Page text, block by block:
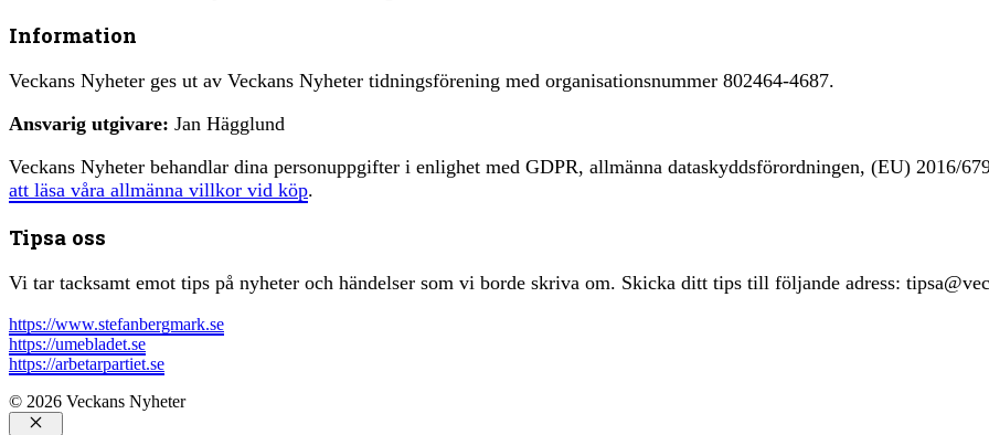
Information
Veckans Nyheter ges ut av Veckans Nyheter tidningsförening med organisationsnummer 802464-4687.
Ansvarig utgivare: Jan Hägglund
Veckans Nyheter behandlar dina personuppgifter i enlighet med GDPR, allmänna dataskyddsförordningen, (EU) 2016/
att läsa våra allmänna villkor vid köp.
Tipsa oss
Vi tar tacksamt emot tips på nyheter och händelser som vi borde skriva om. Skicka ditt tips till följande adress:
https://www.stefanbergmark.se
https://umebladet.se
https://arbetarpartiet.se
© 2026 Veckans Nyheter